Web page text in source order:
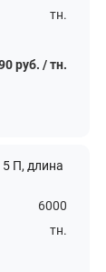
тн.
руб. / тн.
П, длина
6000
тн.